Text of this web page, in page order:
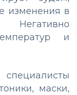
изменения в
и
маски,